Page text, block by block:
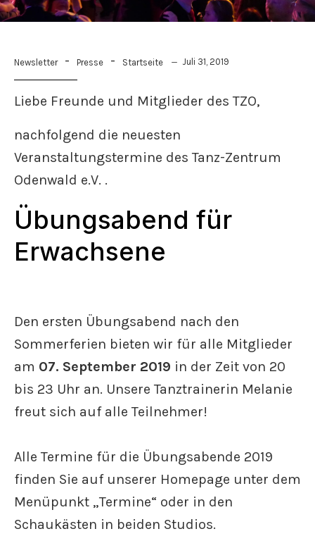
Newsletter - Presse - Startseite Juli 31, 2019
Liebe Freunde und Mitglieder des TZO,
nachfolgend die neuesten
Veranstaltungstermine des Tanz-Zentrum
Odenwald e.V. .
Übungsabend für
Erwachsene
Den ersten Übungsabend nach den
Sommerferien bieten wir für alle Mitglieder
am 07. September 2019 in der Zeit von 20
bis 23 Uhr an. Unsere Tanztrainerin Melanie
freut sich auf alle Teilnehmer!
Alle Termine für die Übungsabende 2019
finden Sie auf unserer Homepage unter dem
Menüpunkt „Termine“ oder in den
Schaukästen in beiden Studios.